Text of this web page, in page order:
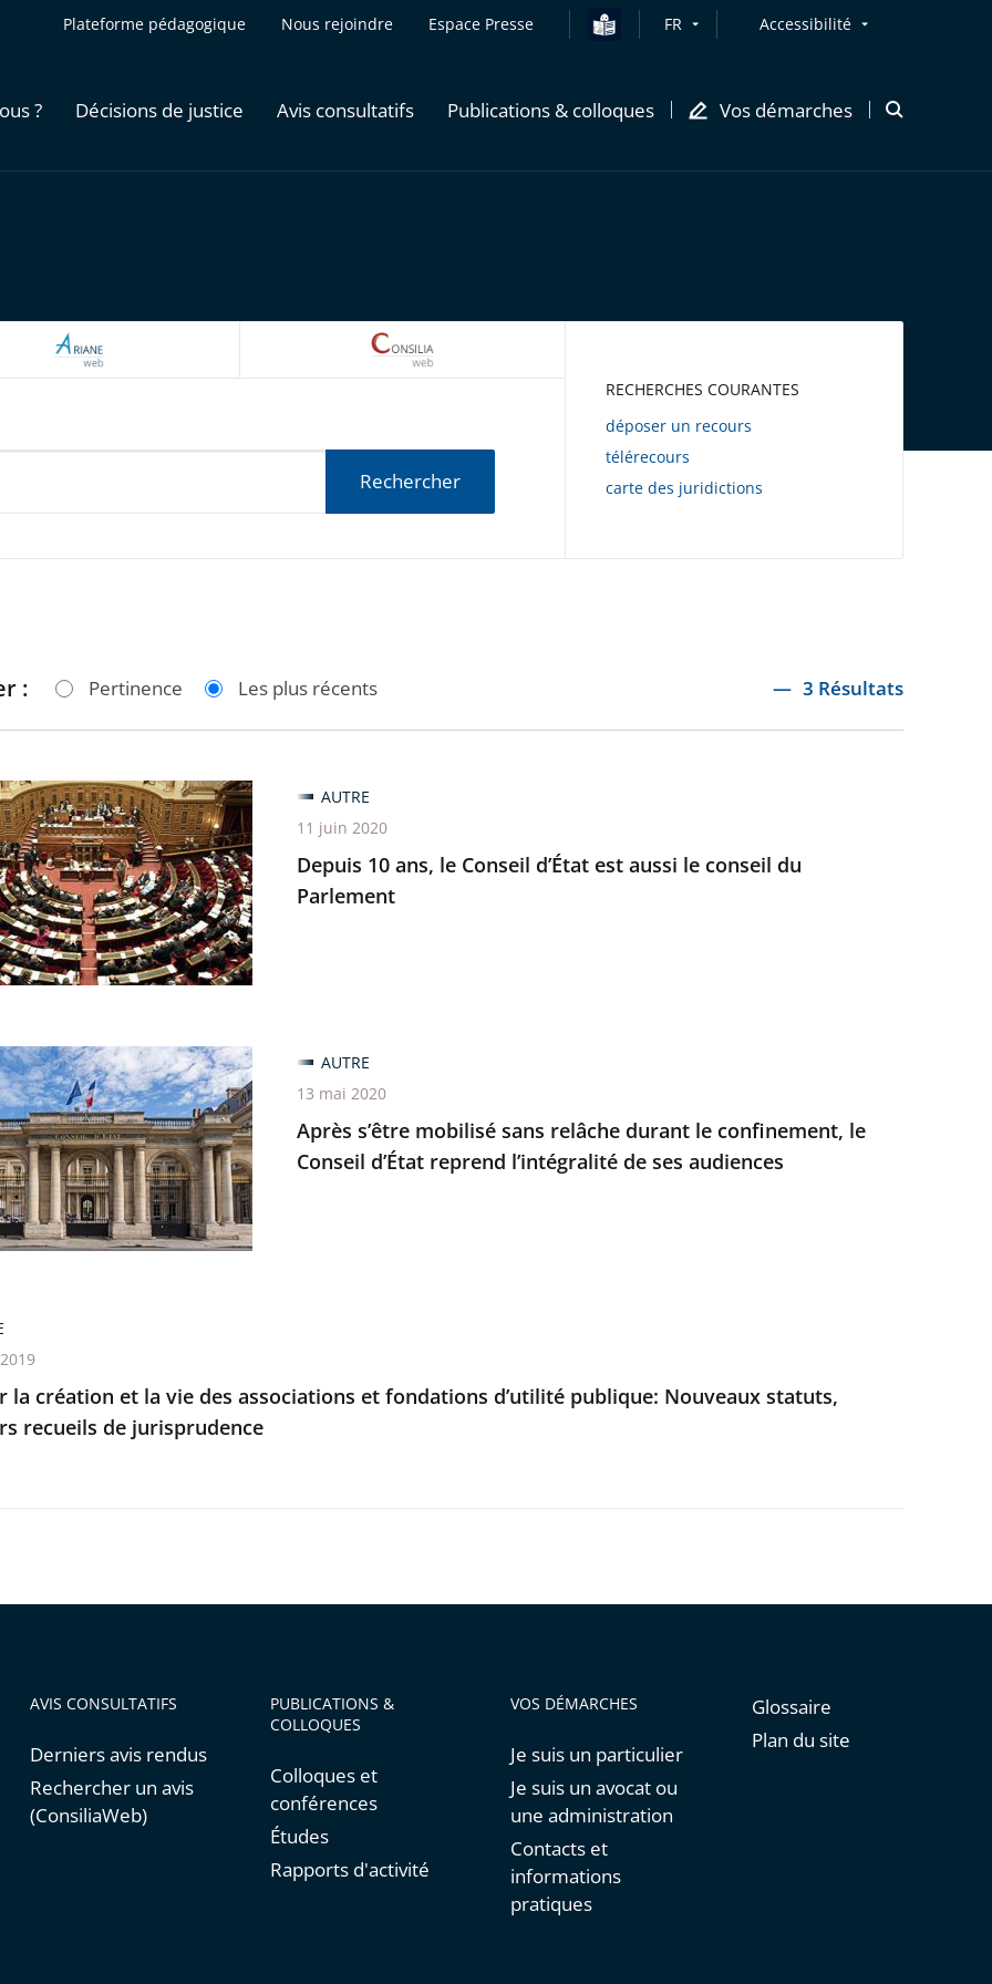
Plateforme pédagogique Nous rejoindre Espace Presse FR Accessibilité
? Décisions de justice Avis consultatifs Publications & colloques Vos démarches
Ouvrir
ARIANEWEB
Rechercher
RECHERCHES COURANTES
déposer un recours
télérecours
carte des juridictions
: Pertinence Les plus récents 3 Résultats
Depuis 10 ans, le Conseil d’État est aussi le conseil du
Parlement
AUTRE
11 juin 2020
Après s’être mobilisé sans relâche durant le confinement, le
Conseil d’État reprend l’intégralité de ses audiences
AUTRE
13 mai 2020
la création et la vie des associations et fondations d’utilité publique: Nouveaux statuts,
recueils de jurisprudence
AVIS CONSULTATIFS
Derniers avis rendus
Rechercher un avis
(ConsiliaWeb)
PUBLICATIONS &
COLLOQUES
Colloques et
conférences
Études
Rapports d'activité
VOS DÉMARCHES
Je suis un particulier
Je suis un avocat ou
une administration
Contacts et
informations
pratiques
Glossaire
Plan du site